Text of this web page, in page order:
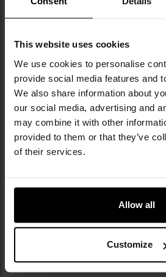
This website uses cookies
We use cookies to personalise
provide social media features and
We also share information about
our social media, advertising and
may combine it with other
provided to them or that they’ve
of their services.
Allow all
Customize
Glock, Heckler & Koch, Walther
його асортименті також є
системи T4E, боєприпаси,
засоби самооборони.
інноваціями, зокрема
пневматичними гвинтівками
Fast Action. Завдяки
продукція бренду вже
десятках країн. Перший
револьвера, що
Holmesa — продукт, який
десятками тисяч
ТЕХНІЧНІ